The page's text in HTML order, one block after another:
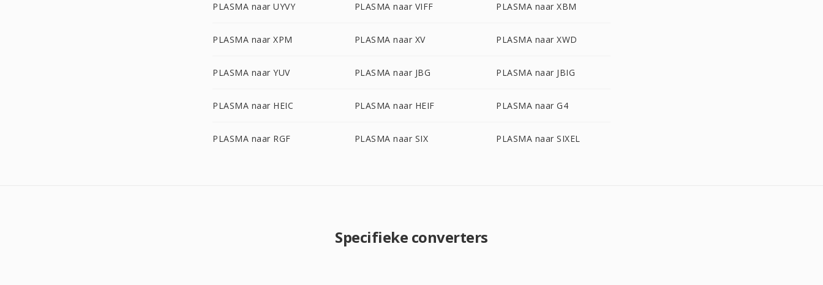
PLASMA naar UYVY PLASMA naar VIFF PLASMA naar XBM
PLASMA naar XPM PLASMA naar XV PLASMA naar XWD
PLASMA naar YUV PLASMA naar JBG PLASMA naar JBIG
PLASMA naar HEIC PLASMA naar HEIF PLASMA naar G4
PLASMA naar RGF PLASMA naar SIX PLASMA naar SIXEL
Specifieke converters